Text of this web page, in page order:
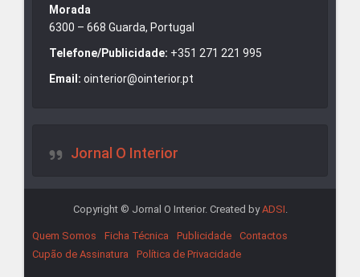
Morada
6300 – 668 Guarda, Portugal
Telefone/Publicidade: +351 271 221 995
Email: ointerior@ointerior.pt
Jornal O Interior
Copyright © Jornal O Interior. Created byADSI
Quem Somos Ficha Técnica Publicidade
Contactos
Cupão de Assinatura
Política de Privacidade